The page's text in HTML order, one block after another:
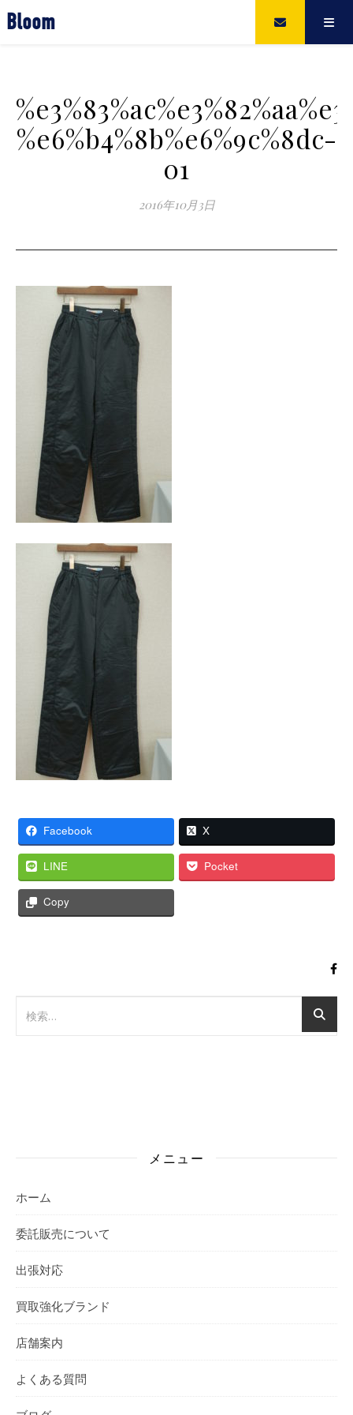
Bloom
%e6%b4%8b%e6%9c%8dc-
01
2016年10月3日
Facebook X
LINE Pocket
Copy
メニュー
ホーム
委託販売について
出張対応
買取強化ブランド
店舗案内
よくある質問